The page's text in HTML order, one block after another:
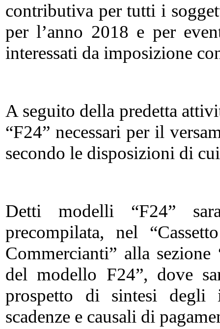
contributiva per tutti i
per l’anno 2018 e per
interessati da imposizione
A seguito della predetta
“F24” necessari per il
secondo le disposizioni di
Detti modelli “F24”
precompilata, nel
Commercianti” alla
del modello F24”, dove
prospetto di sintesi
scadenze e causali di